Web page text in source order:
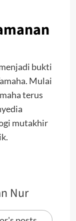
bukti
Mulai
terus
mutakhir
Nur